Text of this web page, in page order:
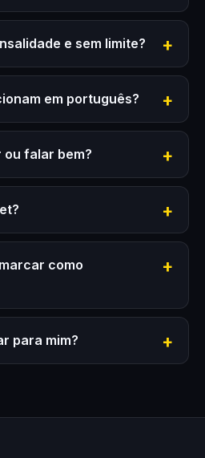
e sem limite?
em português?
falar bem?
como
para mim?